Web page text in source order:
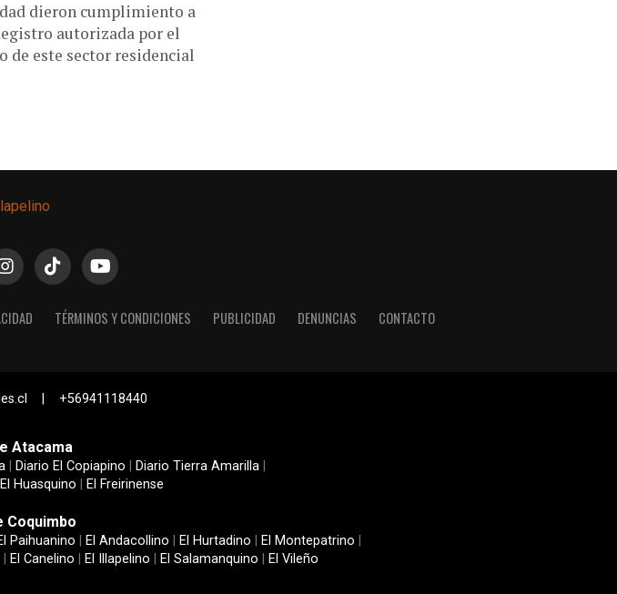
dieron cumplimiento a
autorizada por el
este sector residencial
TÉRMINOS Y CONDICIONES PUBLICIDAD DENUNCIAS CONTACTO
| +56941118440
Atacama
Diario El Copiapino Diario Tierra Amarilla
El Huasquino El Freirinense
Coquimbo
Paihuanino El Andacollino El Hurtadino El Montepatrino
El Canelino El Illapelino El Salamanquino El Vileño